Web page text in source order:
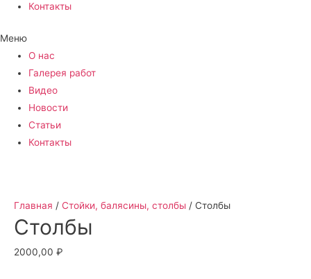
Контакты
Меню
О нас
Галерея работ
Видео
Новости
Статьи
Контакты
Главная / Стойки, балясины, столбы / Столбы
Столбы
2000,00 ₽